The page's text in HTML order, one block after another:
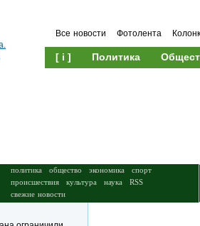
Все новости Фотолента
[ i ] Политика
политика общество экономика
спорт
происшествия
культура наука
RSS
свежие новости